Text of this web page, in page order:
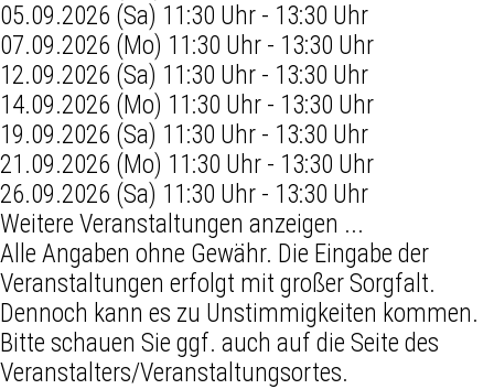
05.09.2026 (Sa) 11:30 Uhr - 13:30 Uhr
07.09.2026 (Mo) 11:30 Uhr - 13:30 Uhr
12.09.2026 (Sa) 11:30 Uhr - 13:30 Uhr
14.09.2026 (Mo) 11:30 Uhr - 13:30 Uhr
19.09.2026 (Sa) 11:30 Uhr - 13:30 Uhr
21.09.2026 (Mo) 11:30 Uhr - 13:30 Uhr
26.09.2026 (Sa) 11:30 Uhr - 13:30 Uhr
Weitere Veranstaltungen anzeigen ...
Alle Angaben ohne Gewähr. Die Eingabe der
Veranstaltungen erfolgt mit großer Sorgfalt.
Dennoch kann es zu Unstimmigkeiten kommen.
Bitte schauen Sie ggf. auch auf die Seite des
Veranstalters/Veranstaltungsortes.